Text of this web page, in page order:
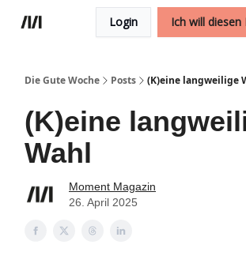
Login Ich will
Die Gute Woche Posts (K)eine langweilige
(K)eine
Wahl
Moment Magazin
26. April 2025